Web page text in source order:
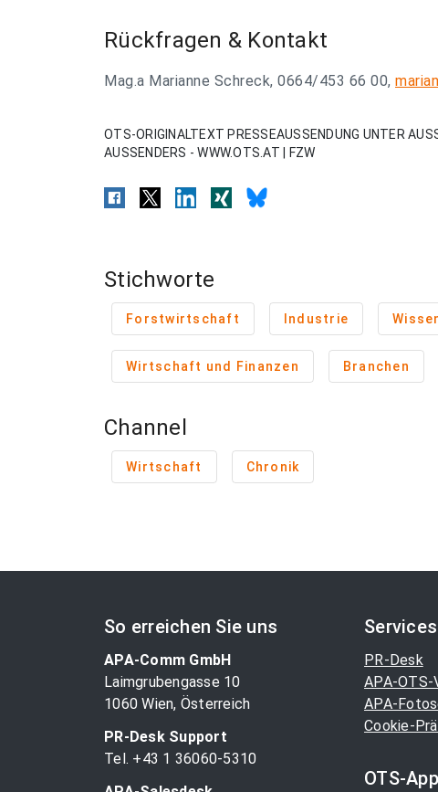
Rückfragen & Kontakt
Mag.a Marianne Schreck, 0664/453 66 00,
OTS-ORIGINALTEXT PRESSEAUSSENDUNG UNTER
AUSSENDERS - WWW.OTS.AT | FZW
Stichworte
Forstwirtschaft Industrie
Wirtschaft und Finanzen Branchen
Channel
Wirtschaft Chronik
So erreichen Sie uns
APA-Comm GmbH
Laimgrubengasse 10
1060 Wien, Österreich
PR-Desk Support
Tel. +43 1 36060-5310
Services
PR-Desk
APA-OTS-
APA-
Cookie-
OTS-App